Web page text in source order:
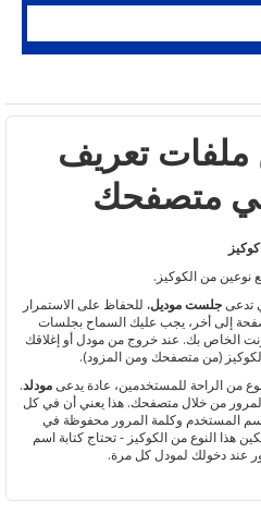
ملفات تعريف
في متصفحك
كوكيز
نوعين من الكوكيز.
تدعىجلست موديل. للحفاظ على الاستمرار
إلى أخر، يجب عليك السماح بجلسات
الخاص بك. عند خروج من مودل أو إغلاقك
(من متصفحك ومن المزود).
من الراحة للمستخدمين، عادة يدعىمودلد.
من خلال متصفحك. هذا يعني أن في كل
المستخدم وكلمة المرور محفوظة في
النوع من الكوكيز - تحتاج كتابة اسم
عند دخولك لمودل كل مرة.